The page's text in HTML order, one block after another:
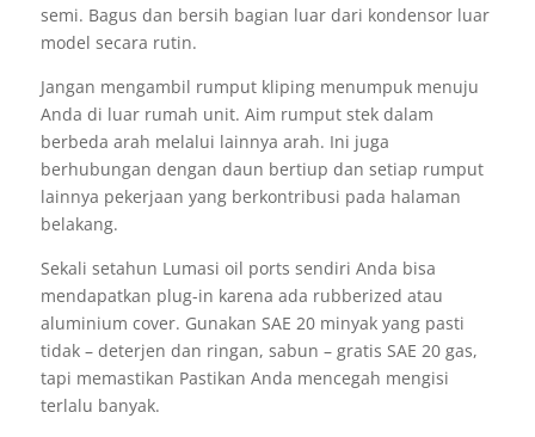
semi. Bagus dan bersih bagian luar dari kondensor luar
model secara rutin.
Jangan mengambil rumput kliping menumpuk menuju
Anda di luar rumah unit. Aim rumput stek dalam
berbeda arah melalui lainnya arah. Ini juga
berhubungan dengan daun bertiup dan setiap rumput
lainnya pekerjaan yang berkontribusi pada halaman
belakang.
Sekali setahun Lumasi oil ports sendiri Anda bisa
mendapatkan plug-in karena ada rubberized atau
aluminium cover. Gunakan SAE 20 minyak yang pasti
tidak – deterjen dan ringan, sabun – gratis SAE 20 gas,
tapi memastikan Pastikan Anda mencegah mengisi
terlalu banyak.